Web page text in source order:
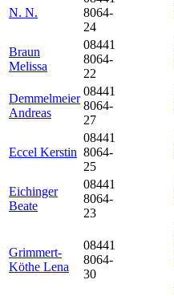
N. N.
8064-
24
Braun
Melissa
08441
8064-
22
Demmelmeier
Andreas
08441
8064-
27
Eccel Kerstin
08441
8064-
25
Eichinger
Beate
08441
8064-
23
Grimmert-
Köthe Lena
08441
8064-
30